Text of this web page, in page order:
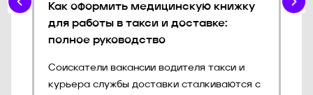
Как оформить медицинскую книжку
для работы в такси и доставке:
полное руководство
Соискатели вакансии водителя такси и
курьера службы доставки сталкиваются с